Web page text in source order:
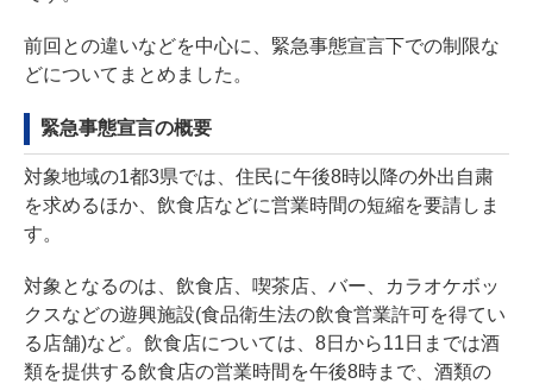
前回との違いなどを中心に、緊急事態宣言下での制限な
どについてまとめました。
緊急事態宣言の概要
対象地域の1都3県では、住民に午後8時以降の外出自粛
を求めるほか、飲食店などに営業時間の短縮を要請しま
す。
対象となるのは、飲食店、喫茶店、バー、カラオケボッ
クスなどの遊興施設(食品衛生法の飲食営業許可を得てい
る店舗)など。飲食店については、8日から11日までは酒
類を提供する飲食店の営業時間を午後8時まで、酒類の